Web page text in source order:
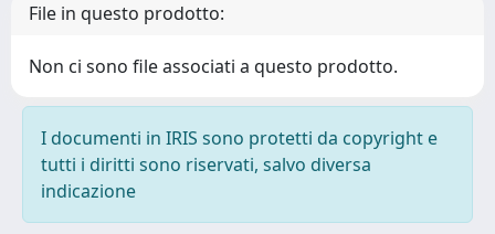
File in questo prodotto:
Non ci sono file associati a questo prodotto.
I documenti in IRIS sono protetti da copyright e
tutti i diritti sono riservati, salvo diversa
indicazione